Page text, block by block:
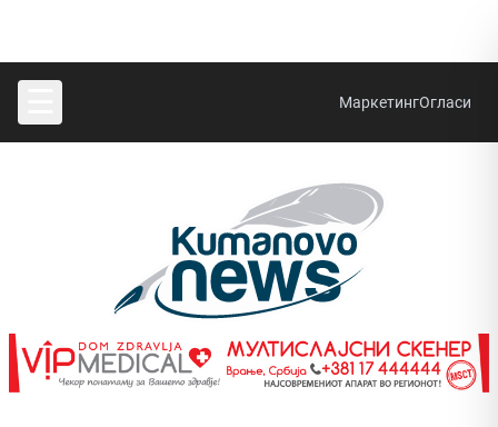
МаркетингОгласи